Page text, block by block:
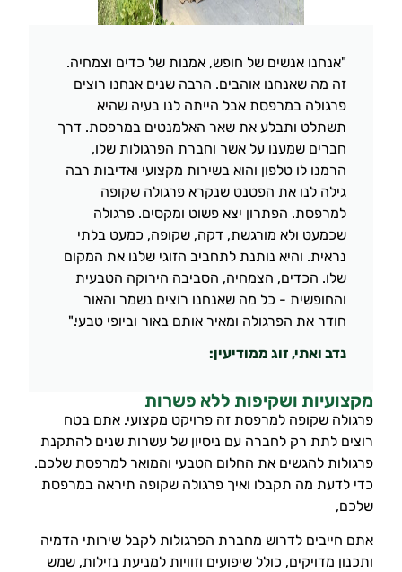
"אנחנו אנשים של חופש, אמנות של כדים וצמחיה.
זה מה שאנחנו אוהבים. הרבה שנים אנחנו רוצים
פרגולה במרפסת אבל הייתה לנו בעיה שהיא
תשתלט ותבלע את שאר האלמנטים במרפסת. דרך
חברים שמענו על אשר וחברת הפרגולות שלו,
הרמנו לו טלפון והוא בשירות מקצועי ואדיבות רבה
גילה לנו את הפטנט שנקרא פרגולה שקופה
למרפסת. הפתרון יצא פשוט ומקסים. פרגולה
שכמעט ולא מורגשת, דקה, שקופה, כמעט בלתי
נראית. והיא נותנת לתחביב הזוגי שלנו את המקום
שלו. הכדים, הצמחיה, הסביבה הירוקה הטבעית
והחופשית - כל מה שאנחנו רוצים נשמר והאור
חודר את הפרגולה ומאיר אותם באור וביופי טבעי."
נדב ואתי, זוג ממודיעין:
מקצועיות ושקיפות ללא פשרות
פרגולה שקופה למרפסת זה פרויקט מקצועי. אתם בטח
רוצים לתת רק לחברה עם ניסיון של עשרות שנים להתקנת
פרגולות להגשים את החלום הטבעי והמואר למרפסת שלכם.
כדי לדעת מה תקבלו ואיך פרגולה שקופה תיראה במרפסת
שלכם,
אתם חייבים לדרוש מחברת הפרגולות לקבל שירותי הדמיה
ותכנון מדויקים, כולל שיפועים וזוויות למניעת נזילות, שמש